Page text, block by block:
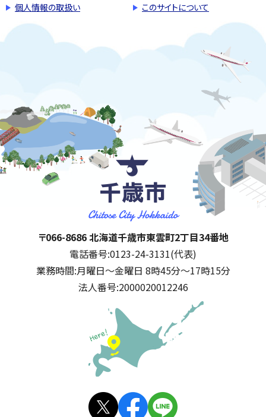
個人情報の取扱い
このサイトについて
千歳市
住所:
〒066-8686 北海道千歳市東雲町2丁目34番地
電話番号:0123-24-3131(代表)
業務時間:月曜日～金曜日 8時45分～17時15分
法人番号:2000020012246
公式SNS